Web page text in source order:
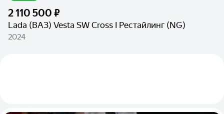
2 110 500 ₽
Lada (ВАЗ) Vesta SW Cross I Рестайлинг (NG)
2024